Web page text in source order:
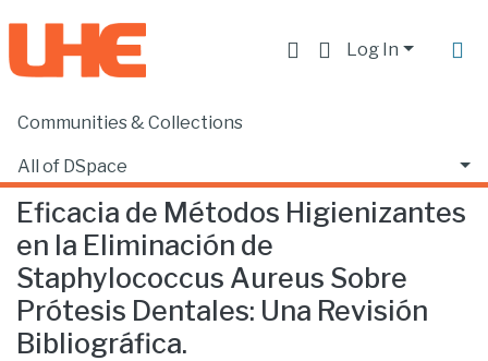
Log In
Communities & Collections
All of DSpace
Statistics
Home
Eficacia de Métodos Higienizantes
en la Eliminación de
Staphylococcus Aureus Sobre
Prótesis Dentales: Una Revisión
Bibliográfica.